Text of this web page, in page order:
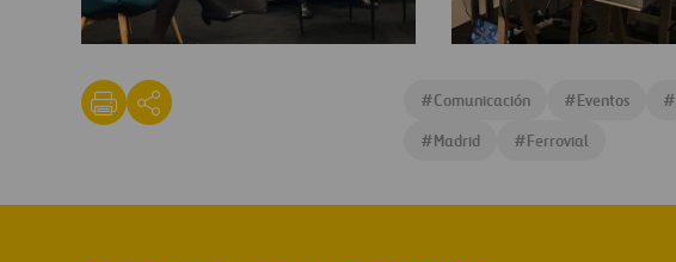
rafa
#Comunicación #Eventos #
#Madrid #Ferrovial